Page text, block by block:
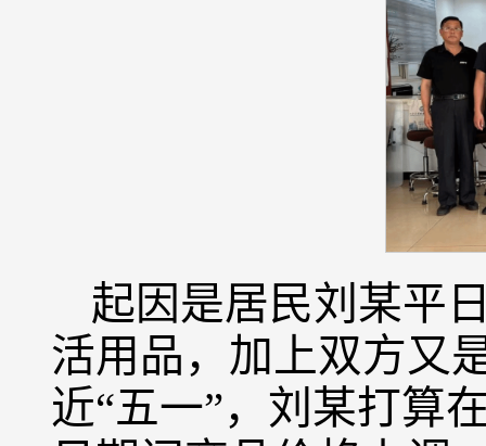
起因是居民刘某平
活用品，加上双方又
近“五一”，刘某打算